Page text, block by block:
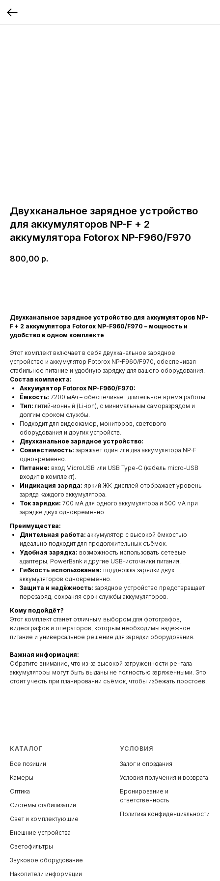
Двухканальное зарядное устройство
для аккумуляторов NP-F + 2
аккумулятора Fotorox NP-F960/F970
800,00 р.
Двухканальное зарядное устройство для аккумуляторов NP-
F + 2 аккумулятора Fotorox NP-F960/F970 – мощность и
удобство в одном комплекте
Этот комплект включает в себя двухканальное зарядное
устройство и аккумулятор Fotorox NP-F960/F970, обеспечивая
стабильное питание и удобную зарядку для вашего оборудования.
Состав комплекта:
Аккумулятор Fotorox NP-F960/F970:
Ёмкость: 7200 мАч – обеспечивает длительное время работы.
Тип: литий-ионный (Li-ion), с минимальным саморазрядом и
долгим сроком службы.
Подходит для видеокамер, мониторов, светового
оборудования и других устройств.
Двухканальное зарядное устройство:
Совместимость: заряжает один или два аккумулятора NP-F
одновременно.
Питание: вход MicroUSB или USB Type-C (кабель micro-USB
входит в комплект).
Индикация заряда: яркий ЖК-дисплей отображает уровень
заряда каждого аккумулятора.
Ток зарядки: 700 мА для одного аккумулятора и 500 мА при
зарядке двух одновременно.
Преимущества:
Длительная работа: аккумулятор с высокой ёмкостью
идеально подходит для продолжительных съёмок.
Удобная зарядка: возможность использовать сетевые
адаптеры, PowerBank и другие USB-источники питания.
Гибкость использования: поддержка зарядки двух
аккумуляторов одновременно.
Защита и надёжность: зарядное устройство предотвращает
перезаряд, сохраняя срок службы аккумуляторов.
Кому подойдёт?
Этот комплект станет отличным выбором для фотографов,
видеографов и операторов, которым необходимы надёжное
питание и универсальное решение для зарядки оборудования.
Важная информация:
Обратите внимание, что из-за высокой загруженности рентала
аккумуляторы могут быть выданы не полностью заряженными. Это
стоит учесть при планировании съёмок, чтобы избежать простоев.
КАТАЛОГ
Все позиции
Камеры
Оптика
Системы стабилизации
Свет и комплектующие
Внешние устройства
Светофильтры
Звуковое оборудование
Накопители информации
УСЛОВИЯ
Залог и опоздания
Условия получения и возврата
Бронирование и
ответственность
Политика конфиденциальности